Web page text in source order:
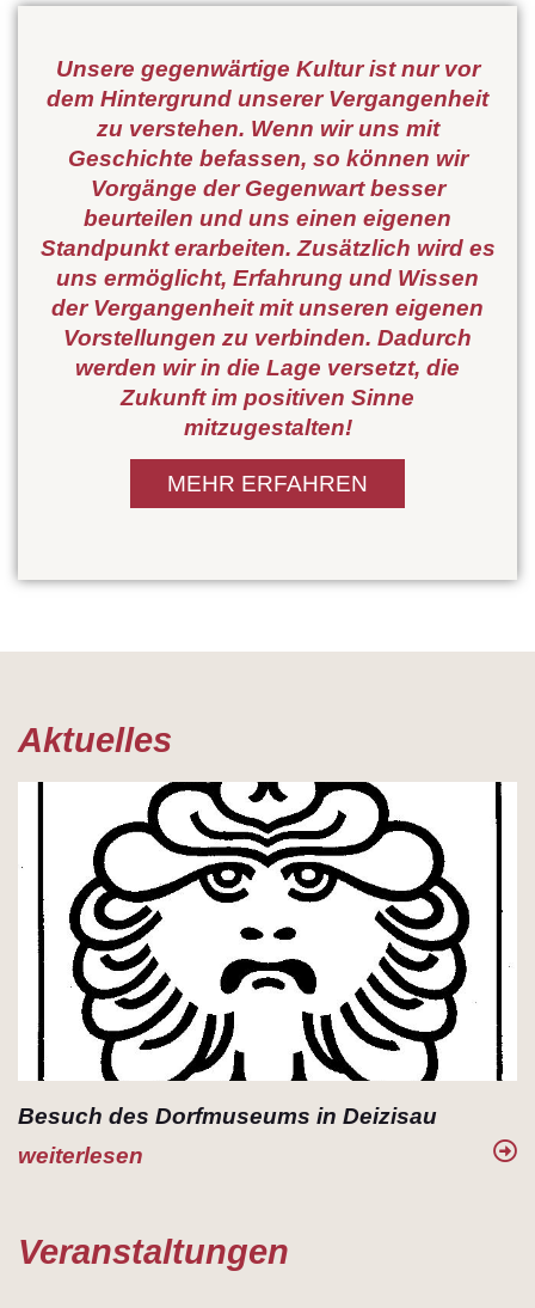
Köngen e.V.
Köngen e.V.
Köngen e.V.
Unsere gegenwärtige Kultur ist nur vor
dem Hintergrund unserer Vergangenheit
zu verstehen. Wenn wir uns mit
Geschichte befassen, so können wir
Vorgänge der Gegenwart besser
beurteilen und uns einen eigenen
Standpunkt erarbeiten. Zusätzlich wird es
uns ermöglicht, Erfahrung und Wissen
der Vergangenheit mit unseren eigenen
Vorstellungen zu verbinden. Dadurch
werden wir in die Lage versetzt, die
Zukunft im positiven Sinne
mitzugestalten!
MEHR ERFAHREN
Aktuelles
Besuch des Dorfmuseums in Deizisau
weiterlesen
Veranstaltungen